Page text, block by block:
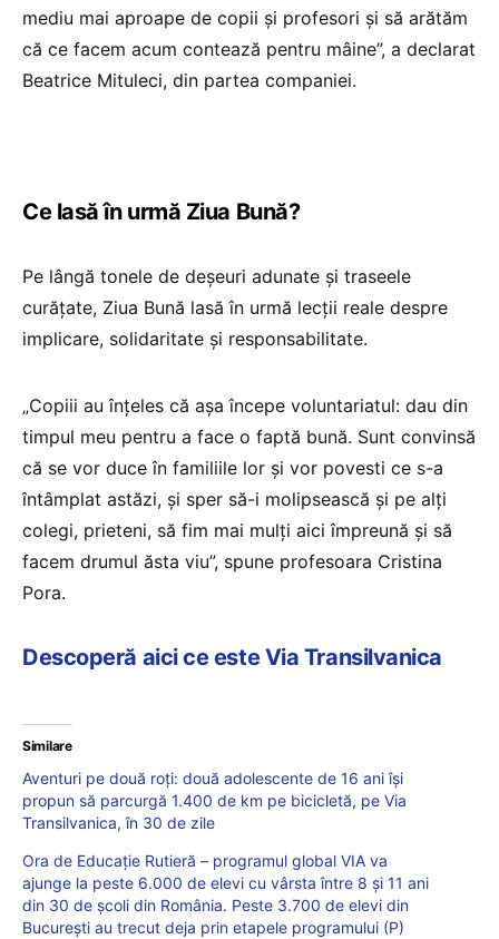
mediu mai aproape de copii și profesori și să arătăm
că ce facem acum contează pentru mâine”, a declarat
Beatrice Mituleci, din partea companiei.
Ce lasă în urmă Ziua Bună?
Pe lângă tonele de deșeuri adunate și traseele
curățate, Ziua Bună lasă în urmă lecții reale despre
implicare, solidaritate și responsabilitate.
„Copiii au înțeles că așa începe voluntariatul: dau din
timpul meu pentru a face o faptă bună. Sunt convinsă
că se vor duce în familiile lor și vor povesti ce s-a
întâmplat astăzi, și sper să-i molipsească și pe alți
colegi, prieteni, să fim mai mulți aici împreună și să
facem drumul ăsta viu”, spune profesoara Cristina
Pora.
Descoperă aici ce este Via Transilvanica
Similare
Aventuri pe două roți: două adolescente de 16 ani își
propun să parcurgă 1.400 de km pe bicicletă, pe Via
Transilvanica, în 30 de zile
Ora de Educație Rutieră – programul global VIA va
ajunge la peste 6.000 de elevi cu vârsta între 8 și 11 ani
din 30 de școli din România. Peste 3.700 de elevi din
București au trecut deja prin etapele programului (P)